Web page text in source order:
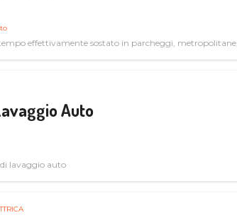
effettivamente sostato in parcheggi, metropolitane,
Auto
lavaggio auto